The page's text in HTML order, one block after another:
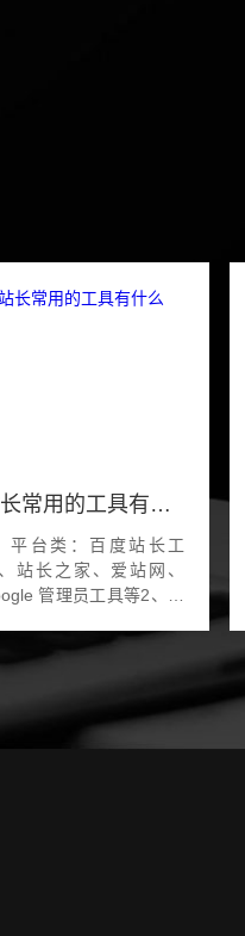
站长常用的工具有什么
平台类：百度站长工
站长之家、爱站网、
管理员工具等2、统
、ptmind等3、查询
：5118、站长之家、爱站